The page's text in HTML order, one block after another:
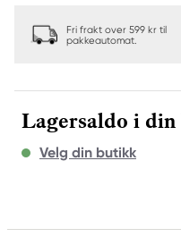
Fri frakt over 599 kr til
pakkeautomat.
Lagersaldo i
Velg din butikk